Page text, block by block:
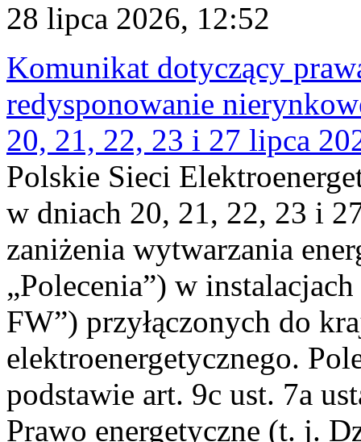
28 lipca 2026, 12:52
Komunikat dotyczący
redysponowanie
20, 21, 22, 23 i 27 lipca
Polskie Sieci
w dniach 20, 21, 22, 23 i
zaniżenia wytwarzania
„Polecenia”) w
FW”) przyłączonych do
elektroenergetycznego.
podstawie art. 9c ust. 7a
Prawo energetyczne (t. j.